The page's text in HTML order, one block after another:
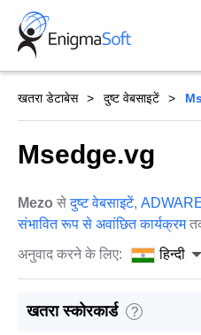
Skip
content
खतरा डेटाबेस दुष्ट वेबसाइटें
Msedge.vg
Mezo सेदुष्ट वेबसाइटें,
संभावित रूप से अवांछित कार्यक्रम
अनुवाद करने के लिए:
हिन्दी
खतरा स्कोरकार्ड ?